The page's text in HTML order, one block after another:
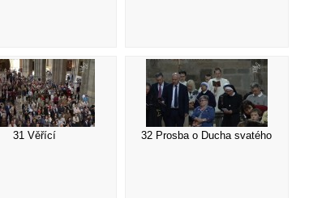
31 Věřící 32 Prosba o Ducha svatého